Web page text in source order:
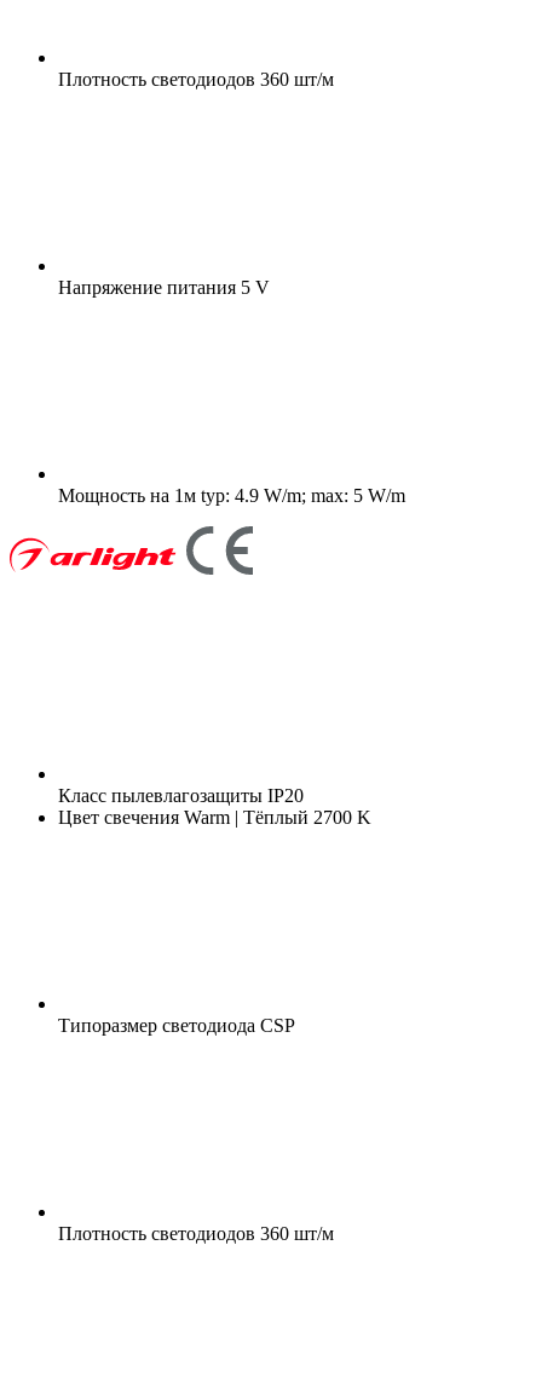
Плотность светодиодов 360 шт/м
Напряжение питания 5 V
Мощность на 1м typ: 4.9 W/m; max: 5 W/m
Класс пылевлагозащиты IP20
Цвет свечения Warm | Тёплый 2700 K
Типоразмер светодиода CSP
Плотность светодиодов 360 шт/м